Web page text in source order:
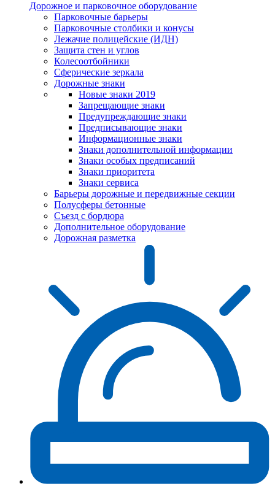
Дорожное и парковочное оборудование
Парковочные барьеры
Парковочные столбики и конусы
Лежачие полицейские (ИДН)
Защита стен и углов
Колесоотбойники
Сферические зеркала
Дорожные знаки
Новые знаки 2019
Запрещающие знаки
Предупреждающие знаки
Предписывающие знаки
Информационные знаки
Знаки дополнительной информации
Знаки особых предписаний
Знаки приоритета
Знаки сервиса
Барьеры дорожные и передвижные секции
Полусферы бетонные
Съезд с бордюра
Дополнительное оборудование
Дорожная разметка